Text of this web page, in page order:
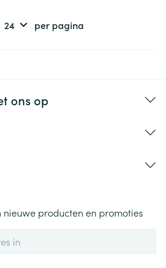
per pagina
ons op
producten en promoties